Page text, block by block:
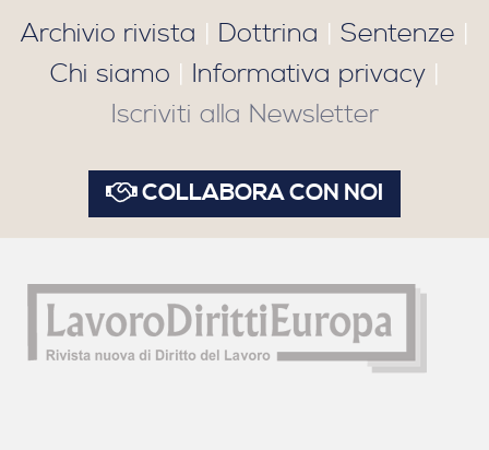
Archivio rivista | Dottrina | Sentenze |
Chi siamo | Informativa privacy|
Iscriviti alla Newsletter
COLLABORA CON NOI